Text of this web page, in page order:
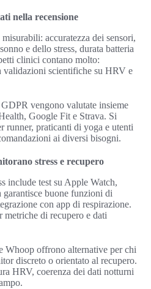
nella recensione
accuratezza dei sensori,
e dello stress, durata batteria
clinici contano molto:
validazioni scientifiche su HRV e
vengono valutate insieme
Google Fit e Strava. Si
runner, praticanti di yoga e utenti
ai diversi bisogni.
stress e recupero
include test su Apple Watch,
buone funzioni di
con app di respirazione.
metriche di recupero e dati
Whoop offrono alternative per chi
discreto o orientato al recupero.
HRV, coerenza dei dati notturni